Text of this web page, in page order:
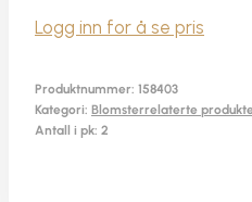
Logg inn for å se pris
Produktnummer: 158403
Kategori: Blomsterrelaterte
Antall i pk: 2